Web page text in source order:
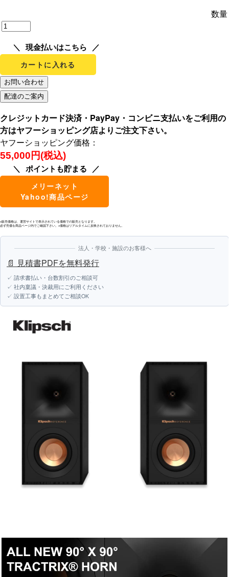
数量
現金払いはこちら
カートに入れる
クレジットカード決済・PayPay・コンビニ支払いをご利用の
方はヤフーショッピング店よりご注文下さい。
ヤフーショッピング価格：
55,000円(税込)
ポイントも貯まる
メリーネット
Yahoo!商品ページ
※販売価格は、運営サイトで表示されている価格での販売となります。
必ず売価を商品ページ内でご確認下さい。※価格はリアルタイムに反映されておりません。
法人・学校・施設のお客様へ
📄 見積書PDFを無料発行
✓ 請求書払い・台数割引のご相談可
✓ 社内稟議・決裁用にご利用ください
✓ 設置工事もまとめてご相談OK